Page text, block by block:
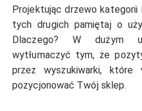
Projektując drzewo
tych drugich pamiętaj o
Dlaczego? W dużym
wytłumaczyć tym, że
przez wyszukiwarki,
pozycjonować Twój sklep.